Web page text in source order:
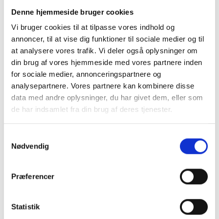
Denne hjemmeside bruger cookies
Vi bruger cookies til at tilpasse vores indhold og
annoncer, til at vise dig funktioner til sociale medier og til
at analysere vores trafik. Vi deler også oplysninger om
din brug af vores hjemmeside med vores partnere inden
for sociale medier, annonceringspartnere og
analysepartnere. Vores partnere kan kombinere disse
data med andre oplysninger, du har givet dem, eller som
de har indsamlet fra din brug af deres tjenester.
Nødvendig
Præferencer
Statistik
douchetoiletter for at give størst mulig frihed til
brugeren. Som det nyeste skud på stammen har
Dronningens Ferieby lavet et samarbejde med
Geberit A/S, der har leveret holdbare og
innovative douchetoiletter til alle 44 ferieboliger.
Valget stod mellem en enkel sædeløsning med
douchefunktion eller en komplet model med
flere innovative funktioner.
- Her er vi naturligvis glade for, at de valgte at
gå med den komplette løsning og ikke gik på
salgskonsulent for care hos Geberit, og
- Det er ikke kun en rigtig holdbar løsning, men